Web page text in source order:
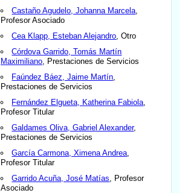
Castaño Agudelo, Johanna Marcela
Profesor Asociado
Cea Klapp, Esteban Alejandro , Otro
Córdova Garrido, Tomás Martín
Maximiliano , Prestaciones de Servicios
Faúndez Báez, Jaime Martín
Prestaciones de Servicios
Fernández Elgueta, Katherina Fabiola
Profesor Titular
Galdames Oliva, Gabriel Alexander,
Prestaciones de Servicios
García Carmona, Ximena Andrea
Profesor Titular
Garrido Acuña, José Matías , Profesor
Asociado